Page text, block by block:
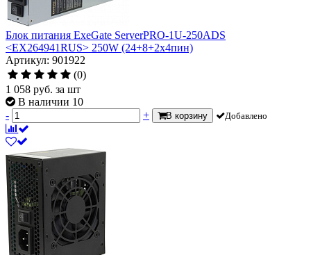
Блок питания ExeGate ServerPRO-1U-250ADS
<EX264941RUS> 250W (24+8+2x4пин)
Артикул: 901922
(0)
1 058 руб. за шт
В наличии 10
-
+ В корзину Добавлено